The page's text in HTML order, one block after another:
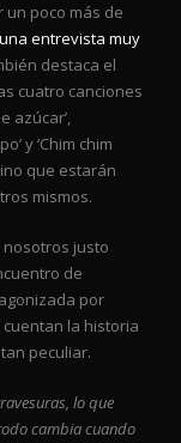
un poco más de
una entrevista muy
destaca el
cuatro canciones
azúcar’,
y ‘Chim chim
que estarán
mismos.
nosotros justo
de
por
cuentan la historia
peculiar.
lo que
cambia cuando